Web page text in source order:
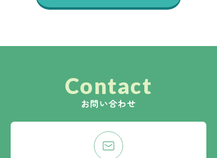
Contact
お問い合わせ